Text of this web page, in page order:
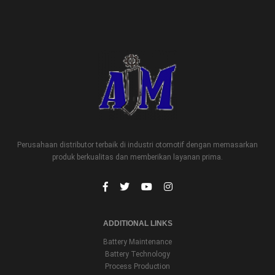
Perusahaan distributor terbaik di industri otomotif dengan memasarkan
produk berkualitas dan memberikan layanan prima.
ADDITIONAL LINKS
Battery Maintenance
Battery Technology
Process Production